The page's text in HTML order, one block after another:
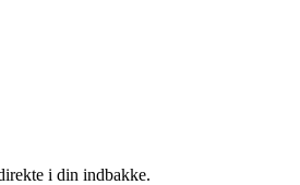
i din indbakke.